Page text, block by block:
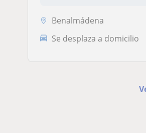
Benalmádena
Se desplaza a domicilio